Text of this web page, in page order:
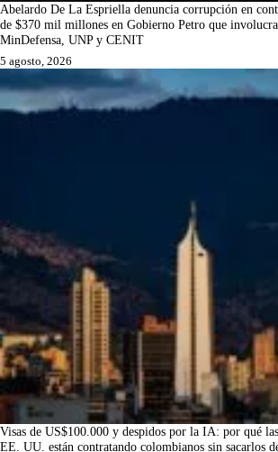
Abelardo De La Espriella denuncia corrupción en
de $370 mil millones en Gobierno Petro que
MinDefensa, UNP y CENIT
5 agosto, 2026
Visas de US$100.000 y despidos por la IA: por qué
EE. UU. están contratando colombianos sin sacarlos